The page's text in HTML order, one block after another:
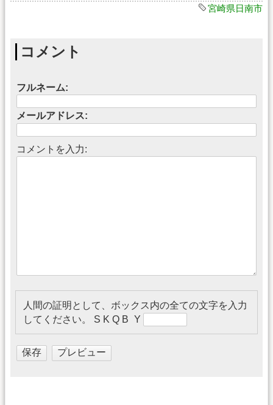
宮崎県日南市
コメント
フルネーム:
メールアドレス:
コメントを入力:
人間の証明として、ボックス内の全ての文字を入力
してください。
S K Q B Y